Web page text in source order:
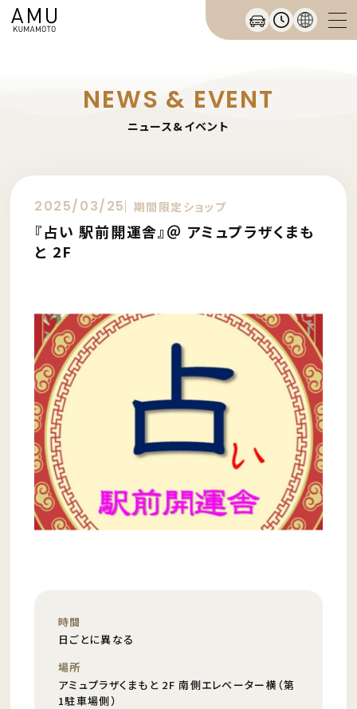
NEWS & EVENT
ニュース&イベント
2025/03/25 期間限定ショップ
『占い 駅前開運舎』＠ アミュプラザくまも
と 2F
時間
日ごとに異なる
場所
アミュプラザくまもと 2F 南側エレベーター横（第
1駐車場側）